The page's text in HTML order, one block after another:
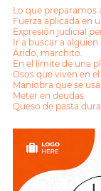
Lo que preparamos
Fuerza aplicada en
Expresión judicial
Ir a buscar a
Árido, marchito.
En el límite de una
Osos que viven en
Maniobra que se
Meter en deudas.
Queso de pasta